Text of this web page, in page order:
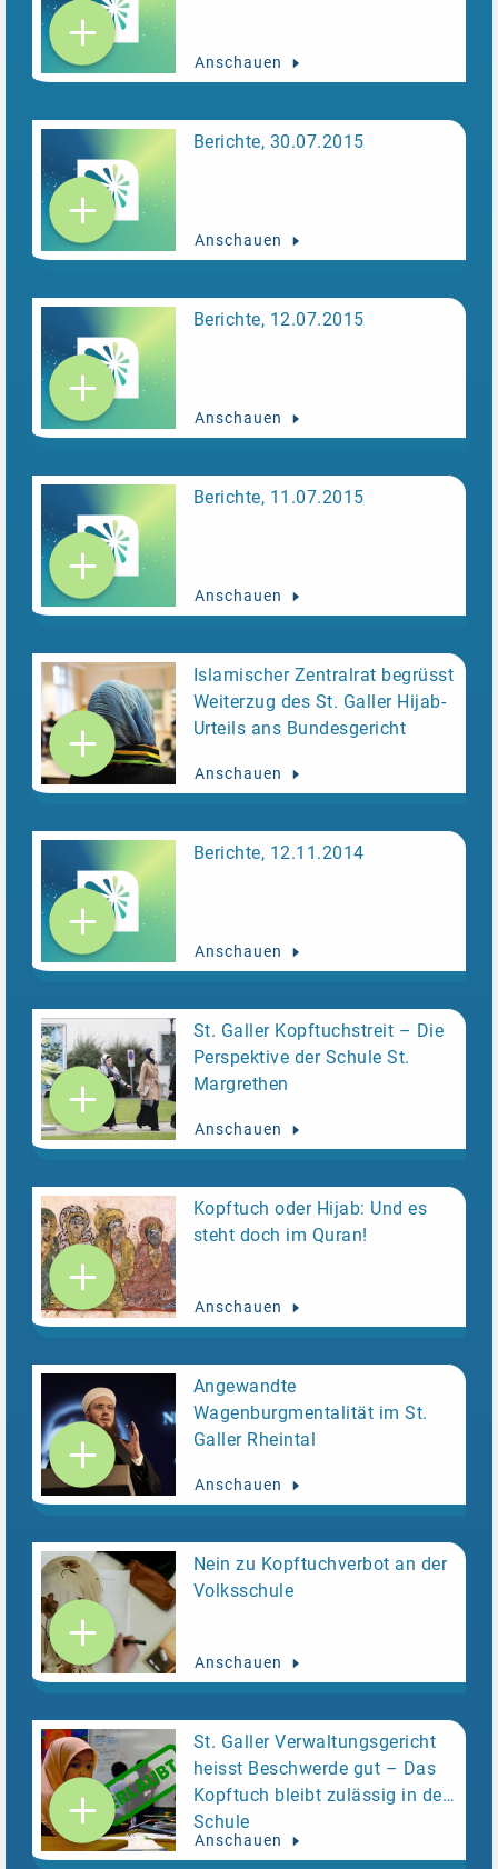
Anschauen
Berichte, 30.07.2015
Anschauen
Berichte, 12.07.2015
Anschauen
Berichte, 11.07.2015
Anschauen
Islamischer Zentralrat begrüsst
Weiterzug des St. Galler Hijab-
Urteils ans Bundesgericht
Anschauen
Berichte, 12.11.2014
Anschauen
St. Galler Kopftuchstreit – Die
Perspektive der Schule St.
Margrethen
Anschauen
Kopftuch oder Hijab: Und es
steht doch im Quran!
Anschauen
Angewandte
Wagenburgmentalität im St.
Galler Rheintal
Anschauen
Nein zu Kopftuchverbot an der
Volksschule
Anschauen
St. Galler Verwaltungsgericht
heisst Beschwerde gut – Das
Kopftuch bleibt zulässig in der
Schule
Anschauen